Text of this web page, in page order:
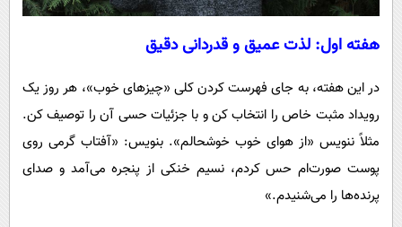
هفته اول: لذت عمیق و قدردانی دقیق
در این هفته، به جای فهرست کردن کلی «چیزهای خوب»، هر روز یک
رویداد مثبت خاص را انتخاب کن و با جزئیات حسی آن را توصیف کن.
مثلاً ننویس «از هوای خوب خوشحالم». بنویس: «آفتاب گرمی روی
پوست صورت‌ام حس کردم، نسیم خنکی از پنجره می‌آمد و صدای
پرنده‌ها را می‌شنیدم.»